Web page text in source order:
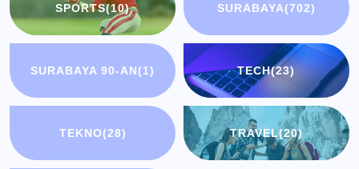
SPORTS(10) SURABAYA(702)
SURABAYA 90-AN(1) TECH(23)
TEKNO(28) TRAVEL(20)